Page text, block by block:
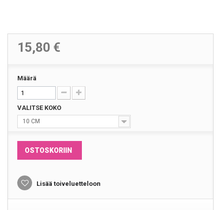
15,80 €
Määrä
VALITSE KOKO
10 CM
OSTOSKORIIN
Lisää toiveluetteloon